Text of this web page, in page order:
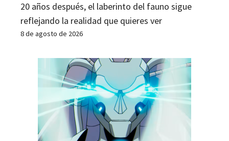
20 años después, el laberinto del fauno sigue
reflejando la realidad que quieres ver
8 de agosto de 2026